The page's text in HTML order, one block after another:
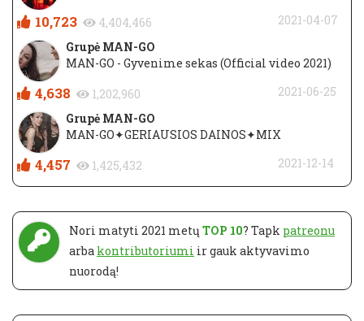
10,723 4,404,466
2021-04-07
Grupė MAN-GO
MAN-GO - Gyvenime sekas (Official video 2021)
4,638 1,202,960
2021-06-25
Grupė MAN-GO
MAN-GO✦GERIAUSIOS DAINOS✦MIX
4,457 1,425,432 2021-12-14
Nori matyti 2021 metų TOP 10? Tapk patreonu
arba kontributoriumi ir gauk aktyvavimo
nuorodą!